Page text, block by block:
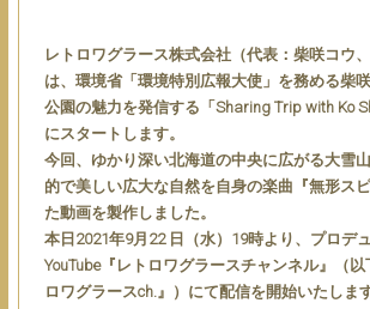
レトロワグラース株式会社（代表：柴咲コウ、
は、環境省「環境特別広報⼤使」を務める柴
公園の魅⼒を発信する「Sharing Trip with Ko
にスタートします。
今回、ゆかり深い北海道の中央に広がる⼤雪
的で美しい広⼤な⾃然を⾃⾝の楽曲『無形ス
た動画を製作しました。
本⽇2021年9⽉22 ⽇（⽔）19時より、プロデ
YouTube『レトロワグラースチャンネル』（
ロワグラースch.』）にて配信を開始いたします